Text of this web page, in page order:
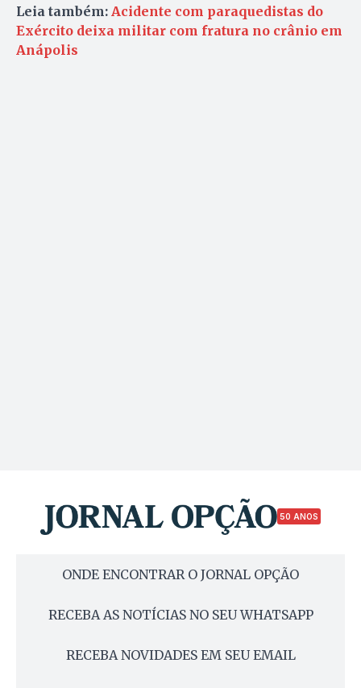
Leia também: Acidente com paraquedistas do
Exército deixa militar com fratura no crânio em
Anápolis
50 ANOS
ONDE ENCONTRAR O JORNAL OPÇÃO
RECEBA AS NOTÍCIAS NO SEU WHATSAPP
RECEBA NOVIDADES EM SEU EMAIL